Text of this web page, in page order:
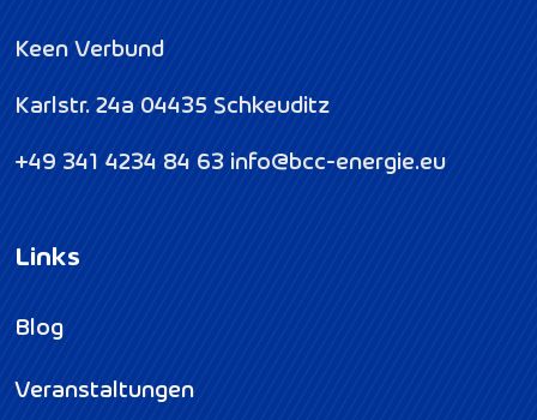
Keen Verbund
Karlstr. 24a 04435 Schkeuditz
+49 341 4234 84 63 info@bcc-energie.eu
Links
Blog
Veranstaltungen